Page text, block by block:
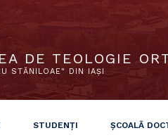
DE TEOLOGIE
STĂNILOAE" DIN IAȘI
STUDENȚI ȘCOALĂ